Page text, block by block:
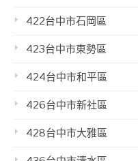
422台中市石岡區
423台中市東勢區
424台中市和平區
426台中市新社區
428台中市大雅區